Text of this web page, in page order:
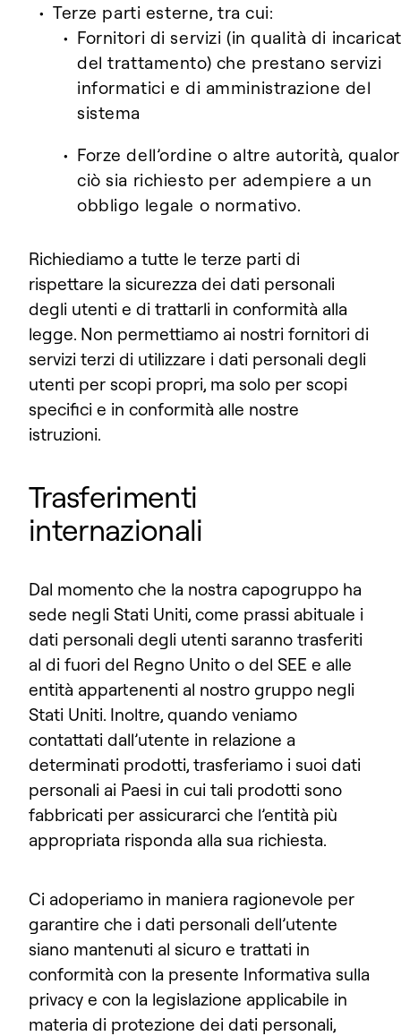
Terze parti esterne, tra cui:
Fornitori di servizi (in qualità di
del trattamento) che prestano servizi
informatici e di amministrazione del
sistema
Forze dell’ordine o altre autorità,
ciò sia richiesto per adempiere a un
obbligo legale o normativo.
Richiediamo a tutte le terze parti di
rispettare la sicurezza dei dati personali
degli utenti e di trattarli in conformità alla
legge. Non permettiamo ai nostri fornitori di
servizi terzi di utilizzare i dati personali degli
utenti per scopi propri, ma solo per scopi
specifici e in conformità alle nostre
istruzioni.
Trasferimenti
internazionali
Dal momento che la nostra capogruppo ha
sede negli Stati Uniti, come prassi abituale i
dati personali degli utenti saranno trasferiti
al di fuori del Regno Unito o del SEE e alle
entità appartenenti al nostro gruppo negli
Stati Uniti. Inoltre, quando veniamo
contattati dall’utente in relazione a
determinati prodotti, trasferiamo i suoi dati
personali ai Paesi in cui tali prodotti sono
fabbricati per assicurarci che l’entità più
appropriata risponda alla sua richiesta.
Ci adoperiamo in maniera ragionevole per
garantire che i dati personali dell’utente
siano mantenuti al sicuro e trattati in
conformità con la presente Informativa sulla
privacy e con la legislazione applicabile in
materia di protezione dei dati personali,